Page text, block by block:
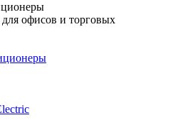
офисов и торговых